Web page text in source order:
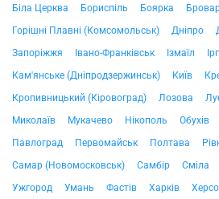
Біла Церква Бориспіль Боярка
Горішні Плавні (Комсомольськ)
Дніпро
Запоріжжя
Івано-Франківськ Ізмаїл
Кам'янське (Дніпродзержинськ)
Київ
Кропивницький (Кіровоград)
Лозова
Миколаїв
Мукачево Нікополь Обухів
Павлоград
Первомайськ Полтава
Самар (Новомосковськ)
Самбір Сміла
Ужгород
Умань Фастів Харків